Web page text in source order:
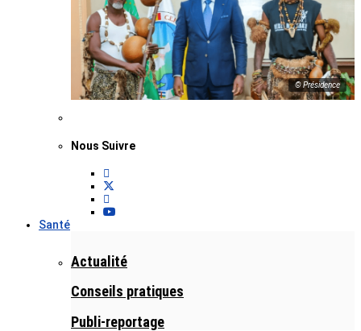
© Présidence
Nous Suivre
Santé
Actualité
Conseils pratiques
Publi-reportage